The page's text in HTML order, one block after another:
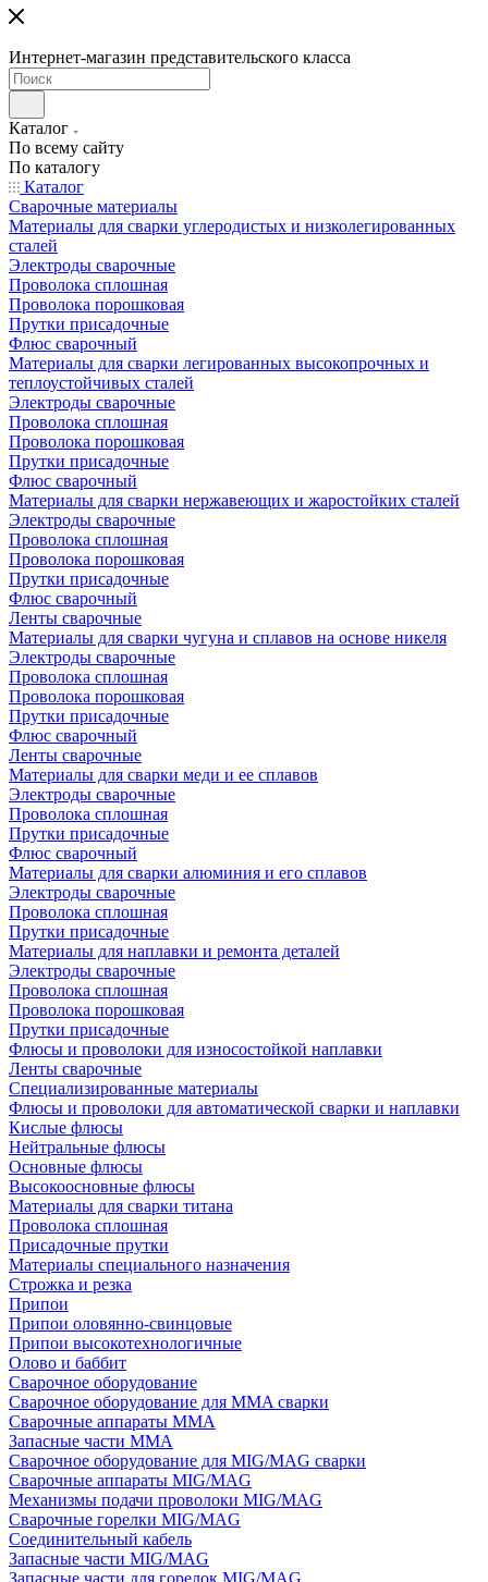
Интернет-магазин представительского класса
Каталог
По всему сайту
По каталогу
Каталог
Сварочные материалы
Материалы для сварки углеродистых и низколегированных
сталей
Электроды сварочные
Проволока сплошная
Проволока порошковая
Прутки присадочные
Флюс сварочный
Материалы для сварки легированных высокопрочных и
теплоустойчивых сталей
Электроды сварочные
Проволока сплошная
Проволока порошковая
Прутки присадочные
Флюс сварочный
Материалы для сварки нержавеющих и жаростойких сталей
Электроды сварочные
Проволока сплошная
Проволока порошковая
Прутки присадочные
Флюс сварочный
Ленты сварочные
Материалы для сварки чугуна и сплавов на основе никеля
Электроды сварочные
Проволока сплошная
Проволока порошковая
Прутки присадочные
Флюс сварочный
Ленты сварочные
Материалы для сварки меди и ее сплавов
Электроды сварочные
Проволока сплошная
Прутки присадочные
Флюс сварочный
Материалы для сварки алюминия и его сплавов
Электроды сварочные
Проволока сплошная
Прутки присадочные
Материалы для наплавки и ремонта деталей
Электроды сварочные
Проволока сплошная
Проволока порошковая
Прутки присадочные
Флюсы и проволоки для износостойкой наплавки
Ленты сварочные
Специализированные материалы
Флюсы и проволоки для автоматической сварки и наплавки
Кислые флюсы
Нейтральные флюсы
Основные флюсы
Высокоосновные флюсы
Материалы для сварки титана
Проволока сплошная
Присадочные прутки
Материалы специального назначения
Строжка и резка
Припои
Припои оловянно-свинцовые
Припои высокотехнологичные
Олово и баббит
Сварочное оборудование
Сварочное оборудование для MMA сварки
Сварочные аппараты MMA
Запасные части MMA
Сварочное оборудование для MIG/MAG сварки
Сварочные аппараты MIG/MAG
Механизмы подачи проволоки MIG/MAG
Сварочные горелки MIG/MAG
Соединительный кабель
Запасные части MIG/MAG
Запасные части для горелок MIG/MAG